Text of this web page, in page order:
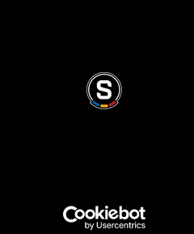
Copyright © 2026 AC Sparta Praha.